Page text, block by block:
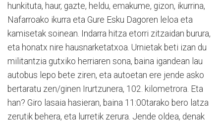
hunkituta, haur, gazte, heldu, emakume, gizon, ikurrina,
Nafarroako ikurra eta Gure Esku Dagoren leloa eta
kamisetak soinean. Indarra hitza etorri zitzaidan burura,
eta honatx nire hausnarketatxoa. Urnietak beti izan du
militantzia gutxiko herriaren sona, baina igandean lau
autobus lepo bete ziren, eta autoetan ere jende asko
bertaratu zen/ginen Irurtzunera, 102. kilometrora. Eta
han? Giro lasaia hasieran, baina 11:00tarako bero latza
zerutik behera, eta lurretik zerura. Jende oldea, denak